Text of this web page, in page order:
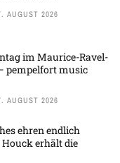
AUGUST 2026
im Maurice-Ravel-
pempelfort music
AUGUST 2026
ehren endlich
erhält die